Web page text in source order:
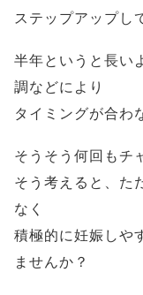
ステップアップし
半年というと長い
調などにより
タイミングが合わ
そうそう何回もチ
そう考えると、た
なく
積極的に妊娠しや
ませんか？